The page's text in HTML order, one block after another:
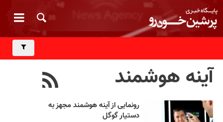
آینه هوشمند
رونمایی از آینه هوشمند مجهز به
دستیار گوگل